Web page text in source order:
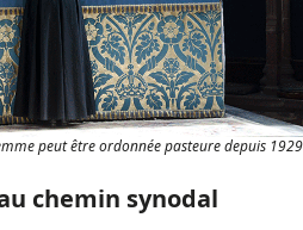
peut être ordonnée pasteure depuis 1929
chemin synodal